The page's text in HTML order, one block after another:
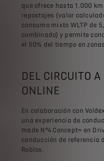
que ofrece hasta 1.000
repostajes (valor
consumo mixto WLTP de
combinado) y permite
el 50% del tiempo en
DEL CIRCUITO
ONLINE
En colaboración con
una experiencia de
made N°4 Concept» en
conducción de referencia
Roblox.